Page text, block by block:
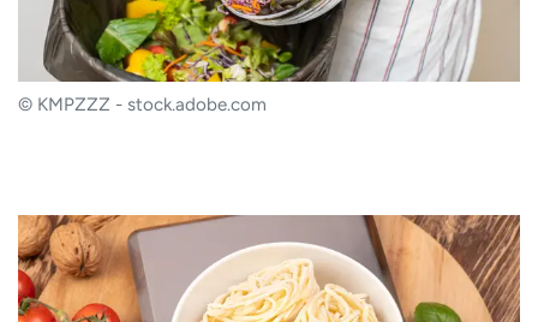
© KMPZZZ - stock.adobe.com